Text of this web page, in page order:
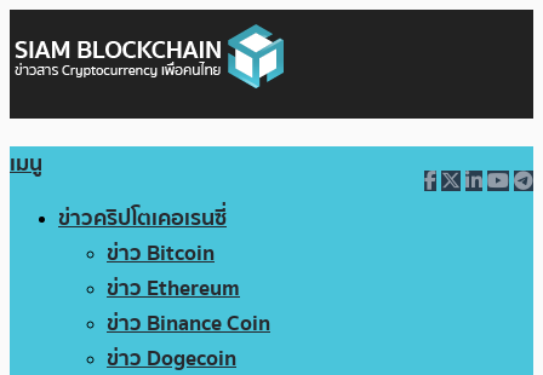
เมนู
ข่าวคริปโตเคอเรนซี่
ข่าว Bitcoin
ข่าว Ethereum
ข่าว Binance Coin
ข่าว Dogecoin